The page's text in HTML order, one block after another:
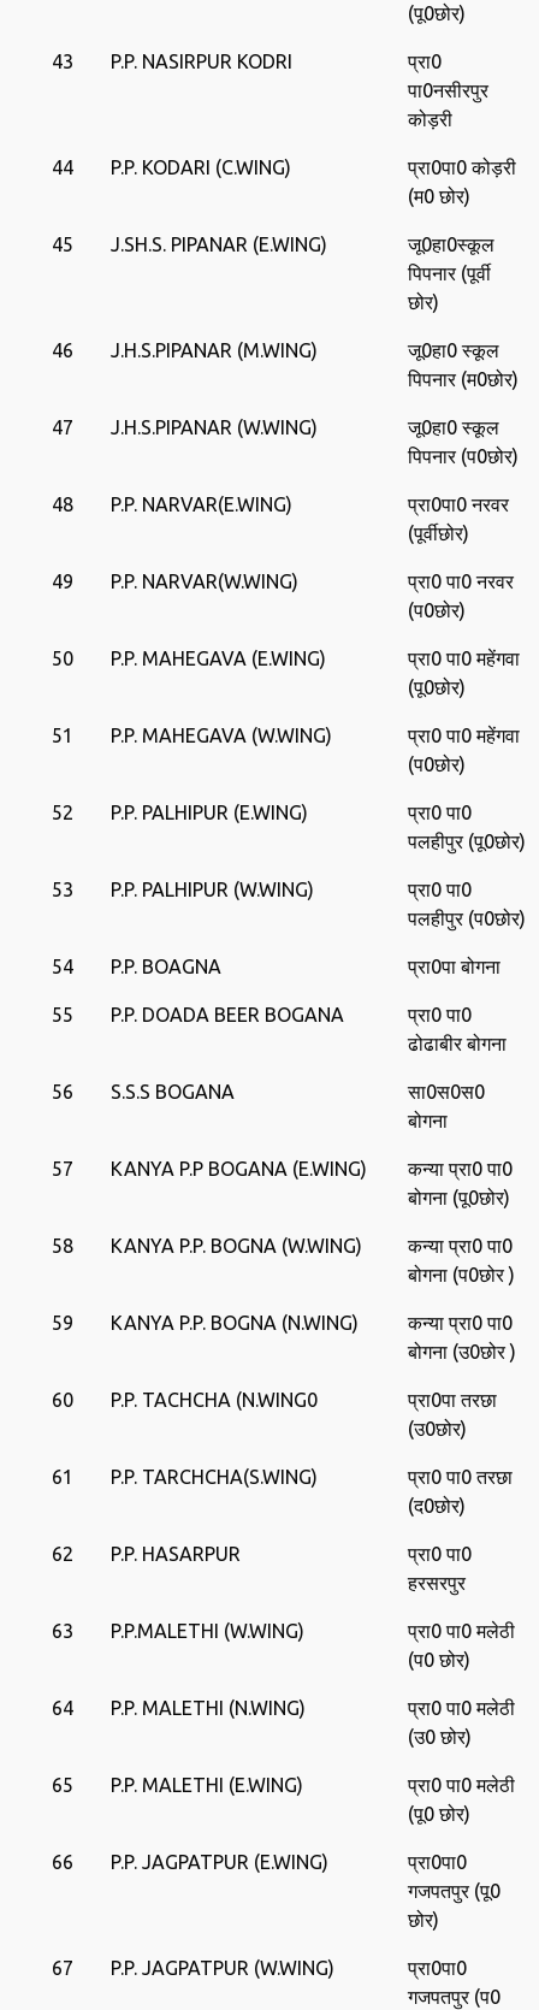
(पू0छोर)
43 P.P. NASIRPUR KODRI
प्रा0
पा0नसीरपुर
कोड़री
44 P.P. KODARI (C.WING)
प्रा0पा0 कोड़री
(म0 छोर)
45 J.SH.S. PIPANAR (E.WING)
जू0हा0स्‍कूल
पिपनार (पूर्वी
छोर)
46 J.H.S.PIPANAR (M.WING)
जू0हा0 स्‍कूल
पिपनार (म0छोर)
47 J.H.S.PIPANAR (W.WING)
जू0हा0 स्‍कूल
पिपनार (प0छोर)
48 P.P. NARVAR(E.WING)
प्रा0पा0 नरवर
(पूर्वीछोर)
49 P.P. NARVAR(W.WING)
प्रा0 पा0 नरवर
(प0छोर)
50 P.P. MAHEGAVA (E.WING)
प्रा0 पा0 महेंगवा
(पू0छोर)
51 P.P. MAHEGAVA (W.WING)
प्रा0 पा0 महेंगवा
(प0छोर)
52 P.P. PALHIPUR (E.WING)
प्रा0 पा0
पलहीपुर (पू0छोर)
53 P.P. PALHIPUR (W.WING)
प्रा0 पा0
पलहीपुर (प0छोर)
54 P.P. BOAGNA प्रा0पा बोगना
55 P.P. DOADA BEER BOGANA
प्रा0 पा0
ढोढाबीर बोगना
56 S.S.S BOGANA
सा0स0स0
बोगना
57 KANYA P.P BOGANA (E.WING)
कन्या प्रा0 पा0
बोगना (पू0छोर)
58 KANYA P.P. BOGNA (W.WING)
कन्‍या प्रा0 पा0
बोगना (प0छोर )
59 KANYA P.P. BOGNA (N.WING)
कन्‍या प्रा0 पा0
बोगना (उ0छोर )
60 P.P. TACHCHA (N.WING0
प्रा0पा तरछा
(उ0छोर)
61 P.P. TARCHCHA(S.WING)
प्रा0 पा0 तरछा
(द0छोर)
62 P.P. HASARPUR
प्रा0 पा0
हरसरपुर
63 P.P.MALETHI (W.WING)
प्रा0 पा0 मलेठी
(प0 छोर)
64 P.P. MALETHI (N.WING)
प्रा0 पा0 मलेठी
(उ0 छोर)
65 P.P. MALETHI (E.WING)
प्रा0 पा0 मलेठी
(पू0 छोर)
66 P.P. JAGPATPUR (E.WING)
प्रा0पा0
गजपतपुर (पू0
छोर)
67 P.P. JAGPATPUR (W.WING)
प्रा0पा0
गजपतपुर (प0